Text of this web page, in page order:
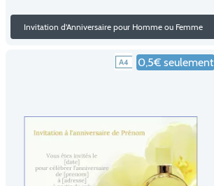
Invitation d'Anniversaire pour Homme ou Femme
0,5€ seulement